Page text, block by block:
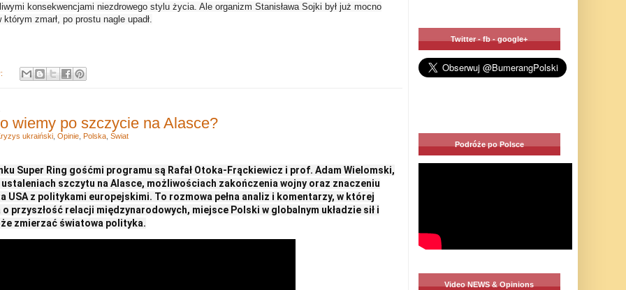
konsekwencjami niezdrowego stylu życia. Ale organizm Stanisława Sojki był już mocno
zmarł, po prostu nagle upadł.
wiemy po szczycie na Alasce?
Super Ring gośćmi programu są Rafał Otoka-Frąckiewicz i prof. Adam Wielomski,
szczytu na Alasce, możliwościach zakończenia wojny oraz znaczeniu
USA z politykami europejskimi. To rozmowa pełna analiz i komentarzy, w której
przyszłość relacji międzynarodowych, miejsce Polski w globalnym układzie sił i
zmierzać światowa polityka.
ukraiński, Opinie, Polska, Świat
Twitter - fb - google+
Podróże po Polsce
Video NEWS & Opinions